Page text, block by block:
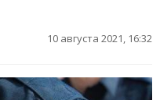
10 августа 2021, 16:32